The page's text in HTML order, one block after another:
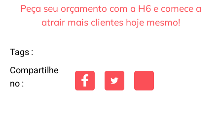
Peça seu orçamento com a H6 e comece a
atrair mais clientes hoje mesmo!
Tags :
Compartilhe
no :